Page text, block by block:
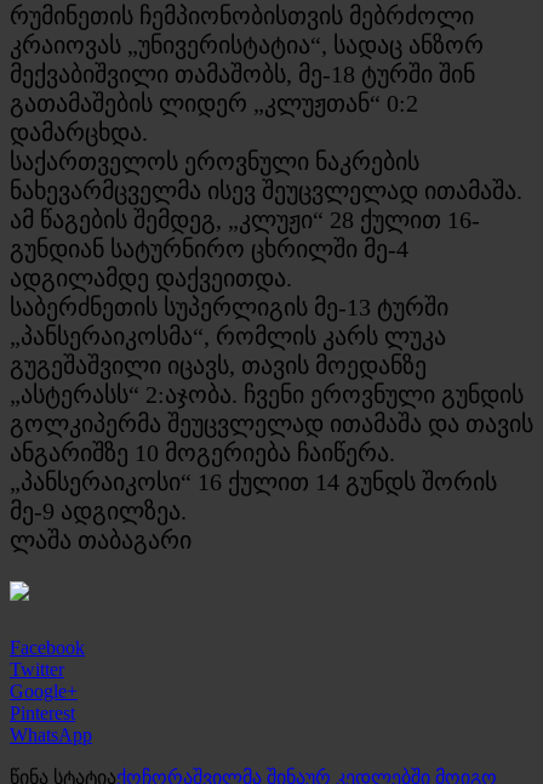
რუმინეთის ჩემპიონობისთვის მებრძოლი
კრაიოვას „უნივერისტატია“, სადაც ანზორ
მექვაბიშვილი თამაშობს, მე-18 ტურში შინ
გათამაშების ლიდერ „კლუჟთან“ 0:2
დამარცხდა.
საქართველოს ეროვნული ნაკრების
ნახევარმცველმა ისევ შეუცვლელად ითამაშა.
ამ წაგების შემდეგ, „კლუჟი“ 28 ქულით 16-
გუნდიან სატურნირო ცხრილში მე-4
ადგილამდე დაქვეითდა.
საბერძნეთის სუპერლიგის მე-13 ტურში
„პანსერაიკოსმა“, რომლის კარს ლუკა
გუგეშაშვილი იცავს, თავის მოედანზე
„ასტერასს“ 2:აჯობა. ჩვენი ეროვნული გუნდის
გოლკიპერმა შეუცვლელად ითამაშა და თავის
ანგარიშზე 10 მოგერიება ჩაიწერა.
„პანსერაიკოსი“ 16 ქულით 14 გუნდს შორის
მე-9 ადგილზეა.
ლაშა თაბაგარი
Facebook
Twitter
Google+
Pinterest
WhatsApp
წინა სტატიაქოჩორაშვილმა შინაურ კედლებში მოიგო